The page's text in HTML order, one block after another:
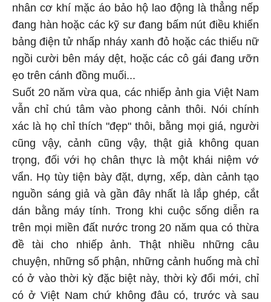
nhân cơ khí mặc áo bảo hộ lao động là thẳng nếp
đang hàn hoặc các kỹ sư đang bấm nút điều khiển
bảng điện tử nhấp nháy xanh đỏ hoặc các thiếu nữ
ngồi cười bên máy dệt, hoặc các cô gái đang ưỡn
ẹo trên cánh đồng muối...
Suốt 20 năm vừa qua, các nhiếp ảnh gia Việt Nam
vẫn chỉ chú tâm vào phong cảnh thôi. Nói chính
xác là họ chỉ thích "đẹp" thôi, bằng mọi giá, người
cũng vậy, cảnh cũng vậy, thật giả không quan
trọng, đối với họ chân thực là một khái niệm vớ
vẩn. Họ tùy tiện bày đặt, dựng, xếp, dàn cảnh tạo
nguồn sáng giả và gần đây nhất là lắp ghép, cắt
dán bằng máy tính. Trong khi cuộc sống diễn ra
trên mọi miền đất nước trong 20 năm qua có thừa
đề tài cho nhiếp ảnh. Thật nhiều những câu
chuyện, những số phận, những cảnh huống mà chỉ
có ở vào thời kỳ đặc biệt này, thời kỳ đổi mới, chỉ
có ở Việt Nam chứ không đâu có, trước và sau